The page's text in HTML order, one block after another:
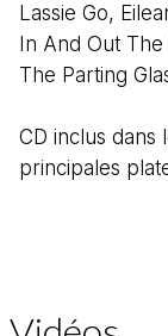
Lassie Go,
In And Out
The Parting
CD inclus dans
principales